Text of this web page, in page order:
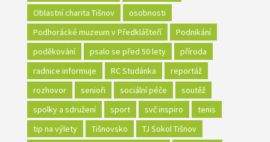
Oblastní charita Tišnov
osobnosti
Podhorácké muzeum v Předklášteří
Podnikání
poděkování
psalo se před 50 lety
příroda
radnice informuje
RC Studánka
reportáž
rozhovor
senioři sociální péče
soutěž
spolky a sdružení
sport svč inspiro
tenis
tip na výlety
Tišnovsko
TJ Sokol Tišnov